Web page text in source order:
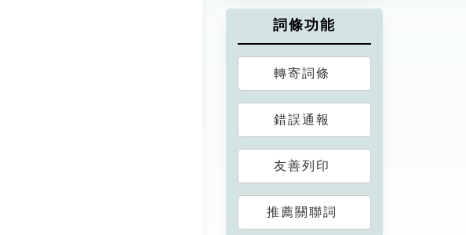
詞條功能
轉寄詞條
錯誤通報
友善列印
推薦關聯詞